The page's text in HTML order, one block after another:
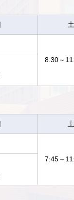
8:30～
7:45～